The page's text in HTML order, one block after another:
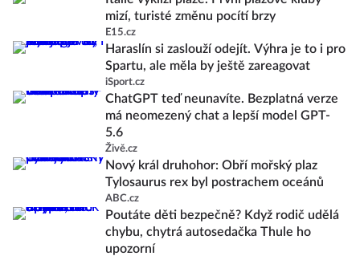
mizí, turisté změnu pocítí brzy
E15.cz
Haraslín si zaslouží odejít. Výhra je to i pro
Spartu, ale měla by ještě zareagovat
iSport.cz
ChatGPT teď neunavíte. Bezplatná verze
má neomezený chat a lepší model GPT-
5.6
Živě.cz
Nový král druhohor: Obří mořský plaz
Tylosaurus rex byl postrachem oceánů
ABC.cz
Poutáte děti bezpečně? Když rodič udělá
chybu, chytrá autosedačka Thule ho
upozorní